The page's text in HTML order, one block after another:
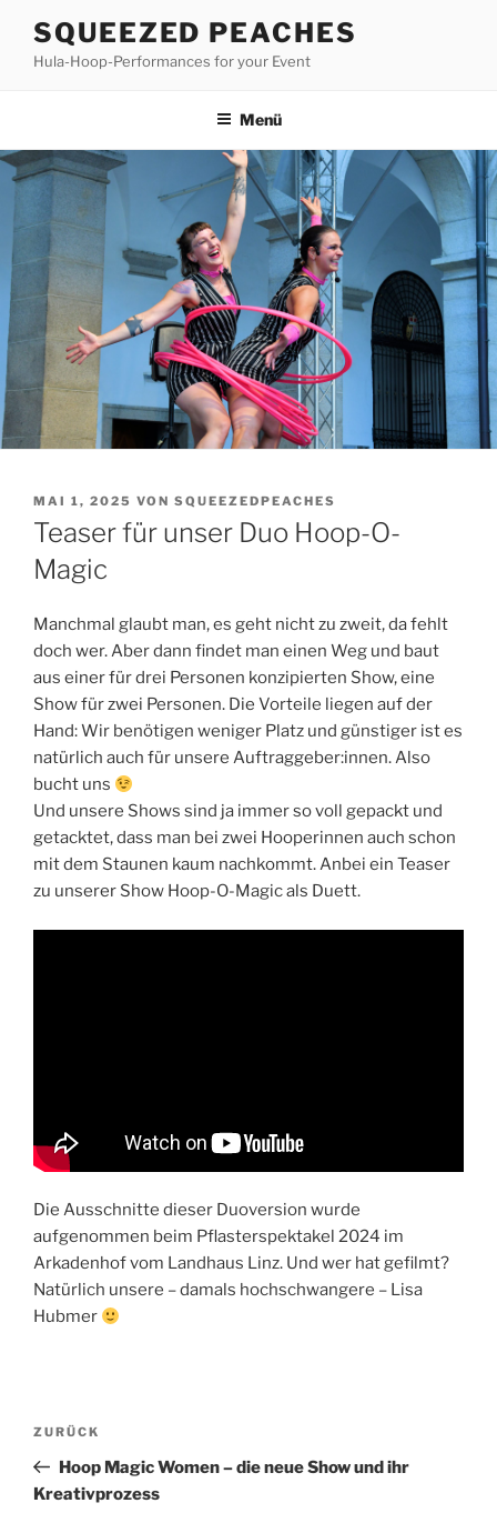
Inhalt
springen
SQUEEZED PEACHES
Hula-Hoop-Performances for your Event
Menü
VERÖFFENTLICHT
AM
MAI 1, 2025 VON SQUEEZEDPEACHES
Teaser für unser Duo Hoop-O-
Magic
Manchmal glaubt man, es geht nicht zu zweit, da fehlt
doch wer. Aber dann findet man einen Weg und baut
aus einer für drei Personen konzipierten Show, eine
Show für zwei Personen. Die Vorteile liegen auf der
Hand: Wir benötigen weniger Platz und günstiger ist es
natürlich auch für unsere Auftraggeber:innen. Also
bucht uns
Und unsere Shows sind ja immer so voll gepackt und
getacktet, dass man bei zwei Hooperinnen auch schon
mit dem Staunen kaum nachkommt. Anbei ein Teaser
zu unserer Show Hoop-O-Magic als Duett.
Die Ausschnitte dieser Duoversion wurde
aufgenommen beim Pflasterspektakel 2024 im
Arkadenhof vom Landhaus Linz. Und wer hat gefilmt?
Natürlich unsere – damals hochschwangere – Lisa
Hubmer
Beitragsnavigation
Vorheriger
Beitrag
ZURÜCK
Hoop Magic Women – die neue Show und ihr
Kreativprozess